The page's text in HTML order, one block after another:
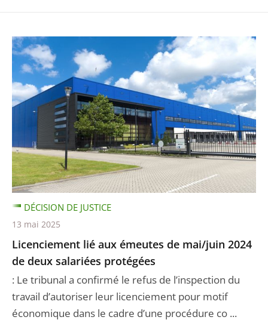
Licenciement lié aux émeutes de mai/juin 2024
de deux salariées protégées
: Le tribunal a confirmé le refus de l’inspection du
travail d’autoriser leur licenciement pour motif
économique dans le cadre d’une procédure co ...
DÉCISION DE JUSTICE
13 mai 2025